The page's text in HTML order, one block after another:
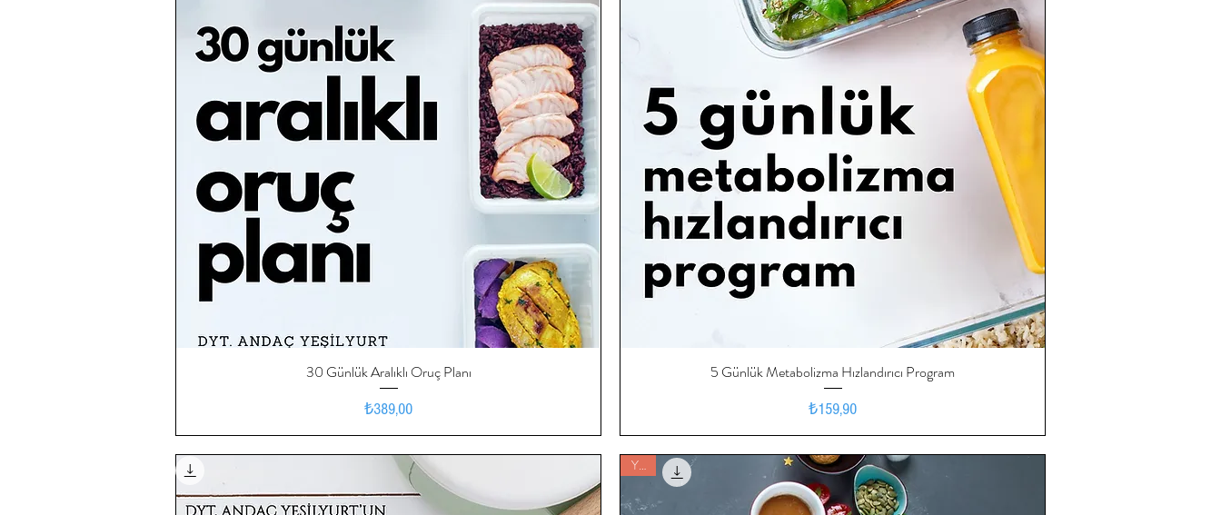
Hızlı Bakış
30 Günlük Aralıklı Oruç Planı
Fiyat
₺389,00
Hızlı Bakış
5 Günlük Metabolizma Hızlandırıcı Program
Fiyat
₺159,90
Yeni